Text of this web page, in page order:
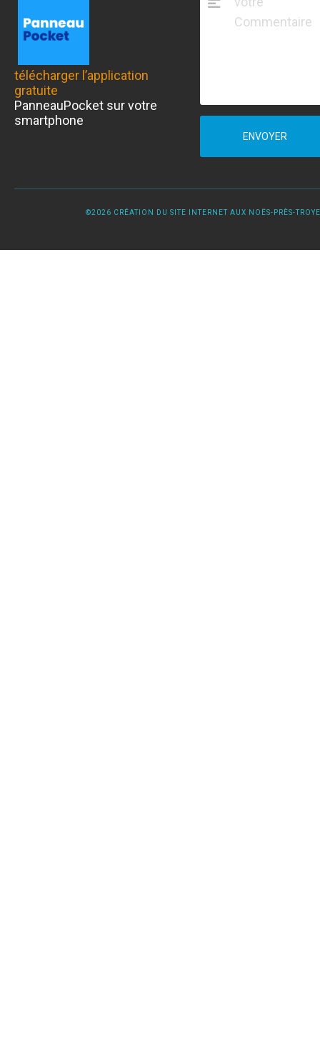
télécharger l’application
gratuite
PanneauPocket sur votre
smartphone
ENVOYER
©2026 CRÉATION DU SITE INTERNET AUX NOËS-PRÈS-